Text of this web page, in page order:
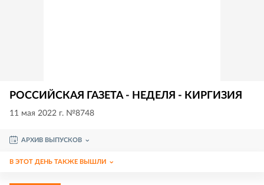
РОССИЙСКАЯ ГАЗЕТА - НЕДЕЛЯ - КИРГИЗИЯ
11 мая 2022 г. №8748
АРХИВ ВЫПУСКОВ
В ЭТОТ ДЕНЬ ТАКЖЕ ВЫШЛИ